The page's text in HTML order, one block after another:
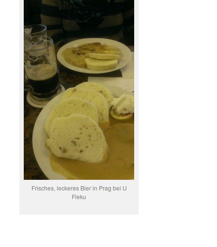
Frisches, leckeres Bier in Prag bei U
Fleku